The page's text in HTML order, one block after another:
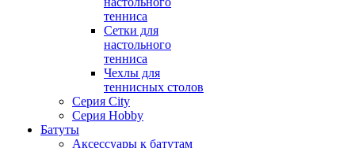
тенниса
Сетки для
настольного
тенниса
Чехлы для
теннисных столов
Серия City
Серия Hobby
Батуты
Аксессуары к батутам